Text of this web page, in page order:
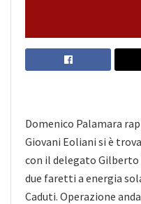
Domenico Palamara
Giovani Eoliani si è
con il delegato Gilberto
due faretti a energia
Caduti. Operazione